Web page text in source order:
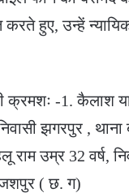
करते हुए, उन्हें
क्रमशः -1. कैलाश
झगरपुर , थाना
उम्र 32 वर्ष,
जशपुर ( छ. ग)